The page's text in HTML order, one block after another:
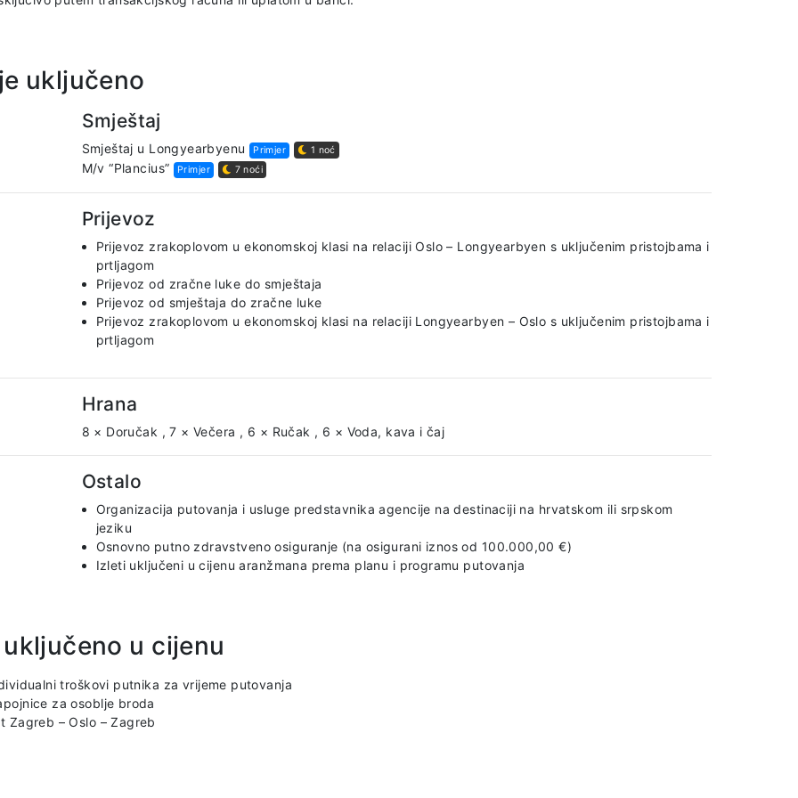
uključeno
Smještaj
Smještaj u Longyearbyenu Primjer 1 noć
M/v “Plancius” Primjer 7 noći
Prijevoz
Prijevoz zrakoplovom u ekonomskoj klasi na relaciji Oslo – Longyearbyen s uključenim pristojbama i
prtljagom
Prijevoz od zračne luke do smještaja
Prijevoz od smještaja do zračne luke
Prijevoz zrakoplovom u ekonomskoj klasi na relaciji Longyearbyen – Oslo s uključenim pristojbama i
prtljagom
Hrana
8 × Doručak ,7 × Večera , 6 × Ručak , 6 × Voda, kava i čaj
Ostalo
Organizacija putovanja i usluge predstavnika agencije na destinaciji na hrvatskom ili srpskom
jeziku
Osnovno putno zdravstveno osiguranje (na osigurani iznos od 100.000,00 €)
Izleti uključeni u cijenu aranžmana prema planu i programu putovanja
u cijenu
troškovi putnika za vrijeme putovanja
za osoblje broda
Zagreb – Oslo – Zagreb